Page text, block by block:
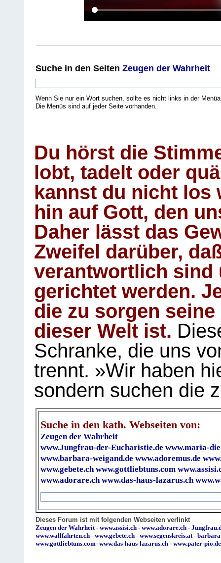
Suche in den Seiten Zeugen der Wahrheit
Wenn Sie nur ein Wort suchen, sollte es nicht links in der
Die Menüs sind auf jeder Seite vorhanden.
Du hörst die
lobt, tadelt oder
kannst du nicht los
hin auf Gott, den
Daher lässt das
Zweifel darüber,
verantwortlich sind
gerichtet werden.
die zu sorgen
dieser Welt ist.
Schranke, die uns
trennt. »Wir haben
sondern suchen die
Suche in den kath. Webseiten von:
Zeugen der Wahrheit
www.Jungfrau-der-Eucharistie.de www.maria-
www.barbara-weigand.de www.adoremus.de
www.gebete.ch www.gottliebtuns.com
www.adorare.ch www.das-haus-lazarus.ch
Dieses Forum ist mit folgenden Webseiten verlinkt
Zeugen der Wahrheit - www.assisi.ch - www.adorare.ch -
www.wallfahrten.ch - www.gebete.ch - www.segenskreis.at -
www.gottliebtuns.com- www.das-haus-lazarus.ch - www.pater-pio.de